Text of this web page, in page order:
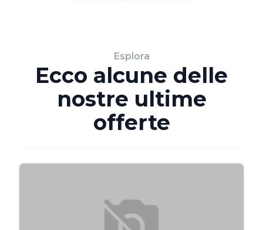
Esplora
Ecco alcune delle
nostre ultime
offerte